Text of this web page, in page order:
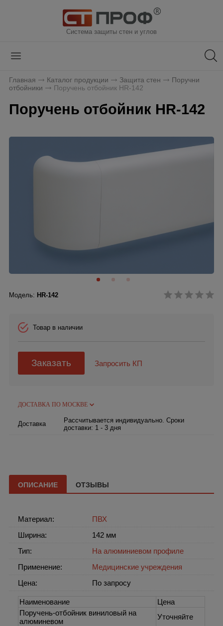
Система защиты стен и углов
Главная Каталог продукции Защита стен
Поручни
отбойники
Поручень отбойник HR-142
Поручень отбойник HR-142
Модель: HR-142
Товар в наличии
Заказать Запросить КП
ДОСТАВКА ПО МОСКВЕ
Доставка
Рассчитывается индивидуально. Сроки
доставки: 1 - 3 дня
ОПИСАНИЕ ОТЗЫВЫ
Материал:
ПВХ
Ширина:
142 мм
Тип:
На алюминиевом профиле
Применение:
Медицинские учреждения
Цена:
По запросу
Наименование
Цена
Поручень-отбойник виниловый на
алюминевом
Уточняйте